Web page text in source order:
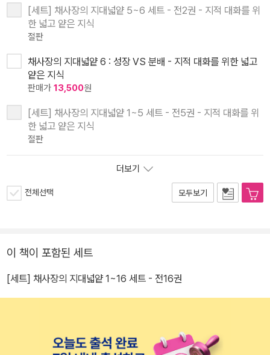
[세트] 채사장의 지대넓얕 5~6 세트 - 전2권 - 지적 대화를 위
한 넓고 얕은 지식
절판
채사장의 지대넓얕 6 : 성장 VS 분배 - 지적 대화를 위한 넓고
얕은 지식
판매가 13,500원
[세트] 채사장의 지대넓얕 1~5 세트 - 전5권 - 지적 대화를 위
한 넓고 얕은 지식
절판
더보기
전체선택 모두보기
이 책이 포함된 세트
[세트] 채사장의 지대넓얕 1~16 세트 - 전16권